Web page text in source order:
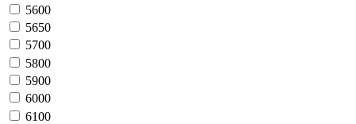
5600
5650
5700
5800
5900
6000
6100